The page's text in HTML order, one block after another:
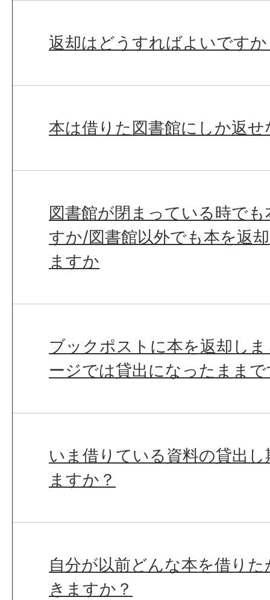
返却はどうすればよいです
本は借りた図書館にしか返
図書館が閉まっている時で
すか/図書館以外でも本を返
ますか
ブックポストに本を返却し
ージでは貸出になったまま
いま借りている資料の貸出
ますか？
自分が以前どんな本を借り
きますか？